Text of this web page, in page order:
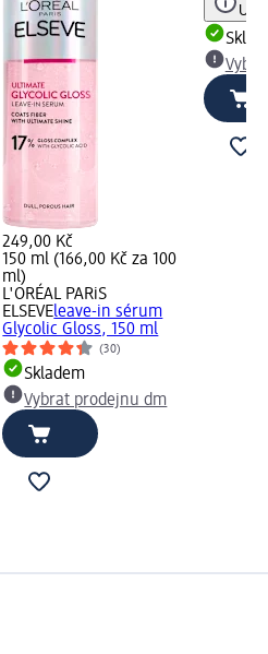
249,00 Kč
150 ml (166,00 Kč za 100
ml)
L'ORÉAL PARiS
ELSEVEleave-in sérum
Glycolic Gloss, 150 ml
(30)
Skladem
Vybrat prodejnu dm